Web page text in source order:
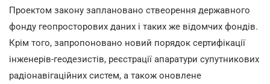
Проектом закону заплановано ствеорення державного
фонду геопросторових даних і таких же відомчих фондів.
Крім того, запропоновано новий порядок сертифікації
інженерів-геодезистів, реєстрації апаратури супутникових
радіонавігаційних систем, а також оновлене